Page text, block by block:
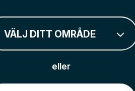
VÄLJ DITT OMRÅDE
eller